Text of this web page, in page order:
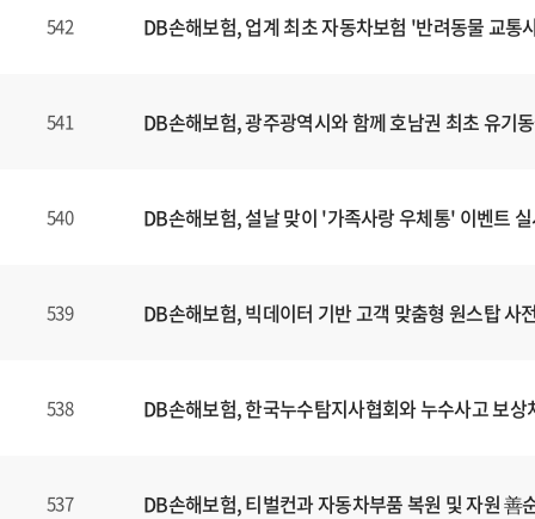
542 DB손해보험, 업계 최초 자동차보험 '반려동물 교통
541 DB손해보험, 광주광역시와 함께 호남권 최초 유기
540 DB손해보험, 설날 맞이 '가족사랑 우체통' 이벤트
539 DB손해보험, 빅데이터 기반 고객 맞춤형 원스탑
538 DB손해보험, 한국누수탐지사협회와 누수사고 보
537 DB손해보험, 티벌컨과 자동차부품 복원 및 자원 善